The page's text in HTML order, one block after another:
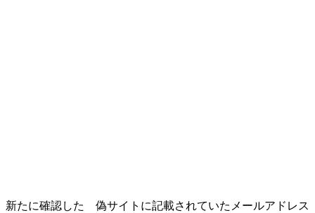
新たに確認した 偽サイトに記載されていたメールアドレス